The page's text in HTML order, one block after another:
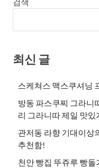
최신 글
스케쳐스 맥스쿠셔닝
방동 파스쿠찌 그라니
리 그라니따 제일 맛있
관저동 라향 기대이상
추천함!
천안 빵집 뚜쥬루 빵